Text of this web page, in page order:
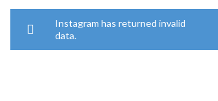
Instagram has returned invalid
data.